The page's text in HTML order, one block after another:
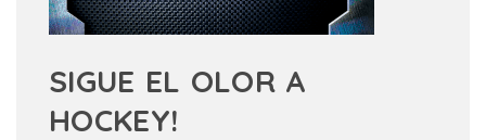
SIGUE EL OLOR A
HOCKEY!